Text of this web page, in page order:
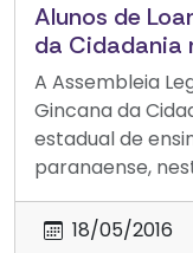
Alunos de
da
A Assembleia
Gincana da
estadual de
paranaense,
18/05/2016